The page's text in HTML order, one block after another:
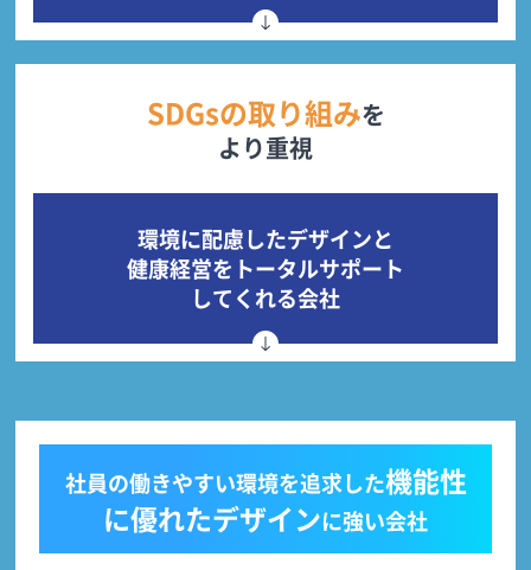
SDGsの取り組みを
より重視
環境に配慮したデザインと
健康経営をトータルサポート
してくれる会社
社員の働きやすい環境を追求した機能性
に優れたデザインに強い会社